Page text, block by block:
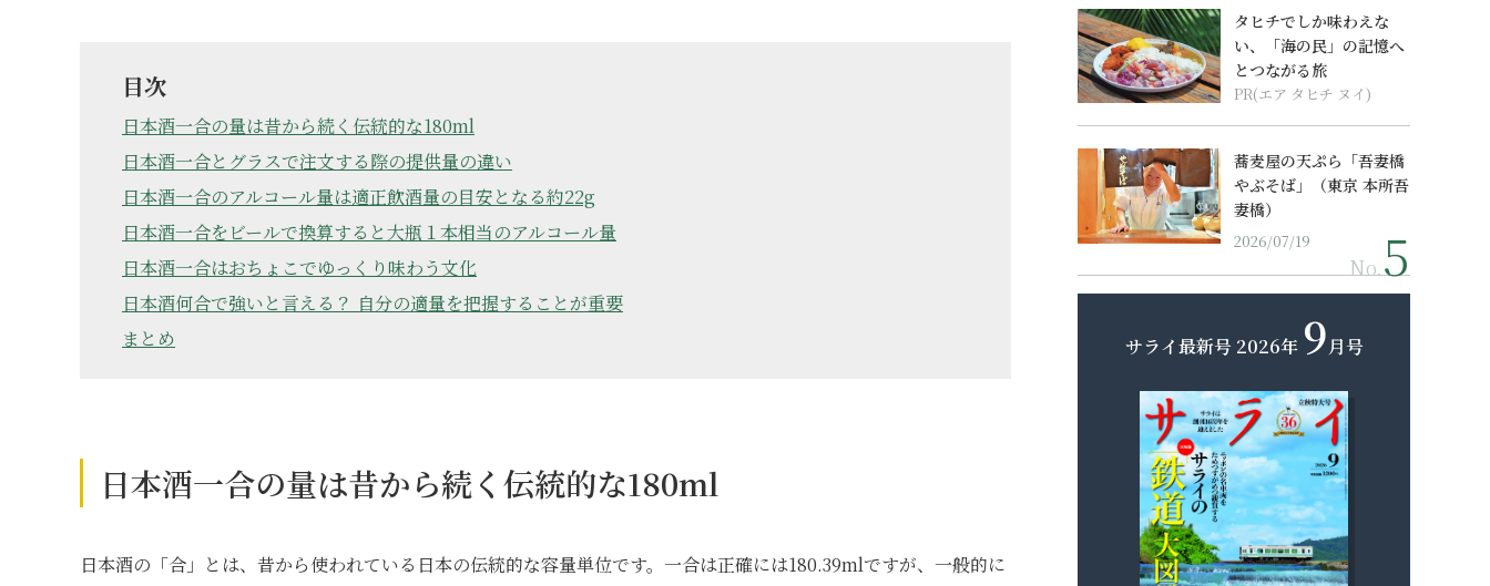
目次
日本酒一合の量は昔から続く伝統的な180ml
日本酒一合とグラスで注文する際の提供量の違い
日本酒一合のアルコール量は適正飲酒量の目安となる約22g
日本酒一合をビールで換算すると大瓶１本相当のアルコール量
日本酒一合はおちょこでゆっくり味わう文化
日本酒何合で強いと言える？ 自分の適量を把握することが重要
まとめ
日本酒一合の量は昔から続く伝統的な180ml
日本酒の「合」とは、昔から使われている日本の伝統的な容量単位です。一合は正確には180.39mlですが、一般的に
タヒチでしか味わえな
い、「海の民」の記憶へ
とつながる旅
PR(エア タヒチ ヌイ)
蕎麦屋の天ぷら「吾妻橋
やぶそば」（東京 本所吾
妻橋）
2026/07/19
No.
サライ最新号 2026年 9月号